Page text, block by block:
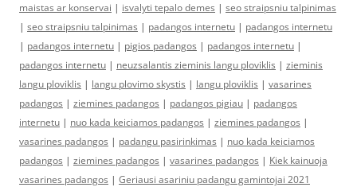
maistas ar konservai | isvalyti tepalo demes | seo straipsniu talpinimas
| seo straipsniu talpinimas | padangos internetu | padangos internetu
| padangos internetu | pigios padangos | padangos internetu |
padangos internetu | neuzsalantis zieminis langu ploviklis | zieminis
langu ploviklis | langu plovimo skystis | langu ploviklis | vasarines
padangos | ziemines padangos | padangos pigiau | padangos
internetu | nuo kada keiciamos padangos | ziemines padangos |
vasarines padangos | padangu pasirinkimas | nuo kada keiciamos
padangos | ziemines padangos | vasarines padangos | Kiek kainuoja
vasarines padangos | Geriausi asariniu padangu gamintojai 2021